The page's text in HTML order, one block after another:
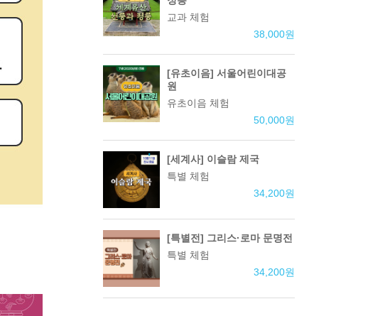
교과 체험
38,000원
[유초이음] 서울어린이대공
원
유초이음 체험
50,000원
[세계사] 이슬람 제국
특별 체험
34,200원
[특별전] 그리스·로마 문명전
특별 체험
34,200원